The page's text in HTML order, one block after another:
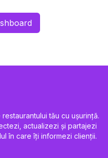
tău cu ușurință.
actualizezi și partajezi
în care îți informezi clienții.